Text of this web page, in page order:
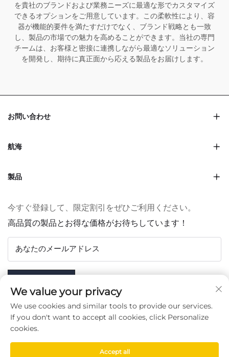
を貴社のブランドおよび業務ニーズに最適な形でカスタマイズ
できるオプションをご用意しています。この柔軟性により、容
器が機能的要件を満たすだけでなく、ブランド戦略とも一致
し、製品の市場での魅力を高めることができます。当社の専門
チームは、お客様と密接に連携しながら最適なソリューション
を開発し、期待に真正面から応える製品をお届けします。
お問い合わせ
航海
製品
今すぐ登録して、限定割引をぜひご利用ください。
高品質の製品とお得な価格がお待ちしています！
あなたのメールアドレス
フォローする
We value your privacy
We use cookies and similar tools to provide our services.
If you don't want to accept all cookies, click Personalize
cookies.
Accept all